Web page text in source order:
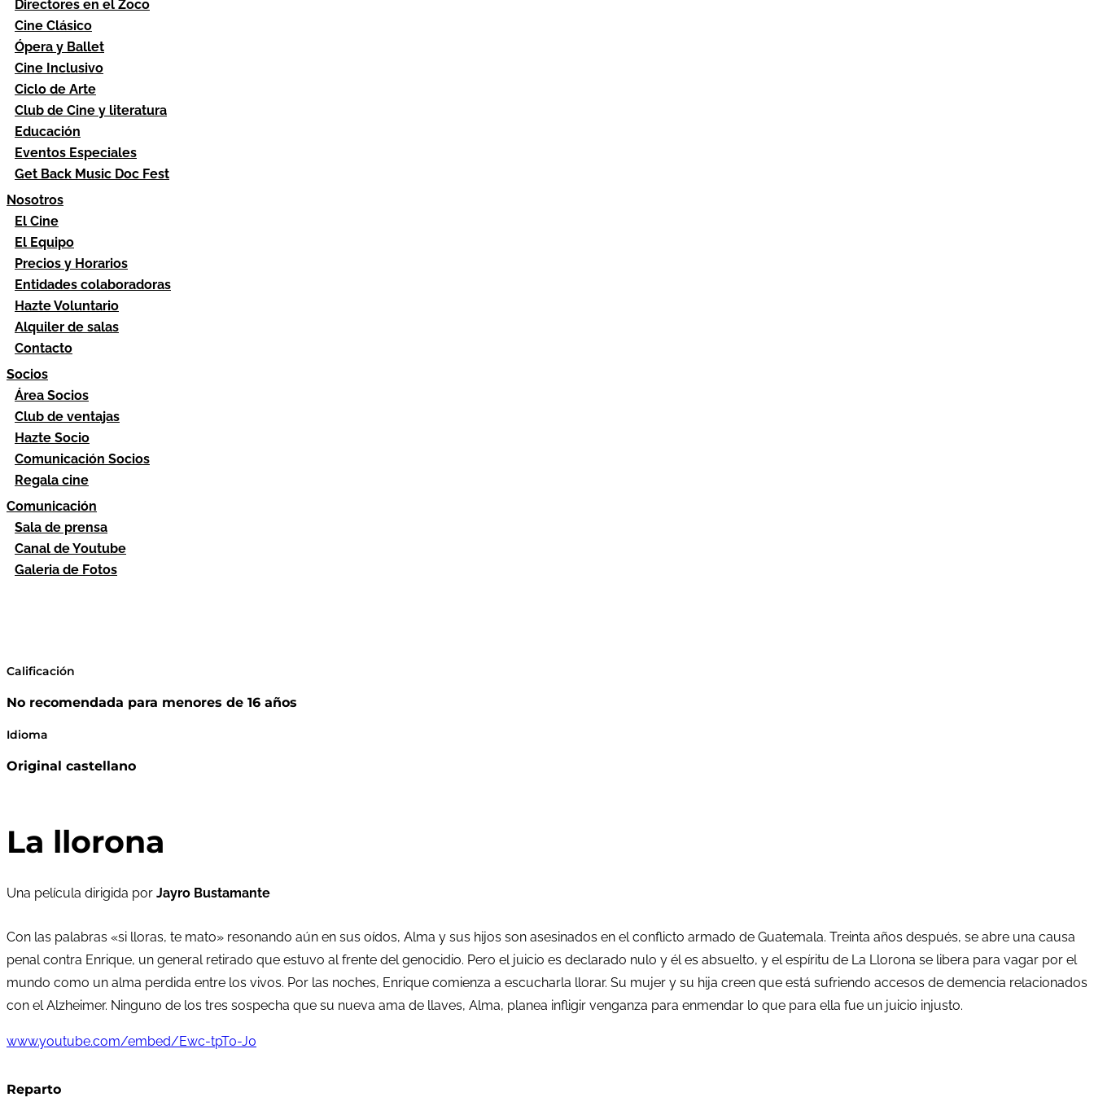
Directores en el Zoco
Cine Clásico
Ópera y Ballet
Cine Inclusivo
Ciclo de Arte
Club de Cine y literatura
Educación
Eventos Especiales
Get Back Music Doc Fest
Nosotros
El Cine
El Equipo
Precios y Horarios
Entidades colaboradoras
Hazte Voluntario
Alquiler de salas
Contacto
Socios
Área Socios
Club de ventajas
Hazte Socio
Comunicación Socios
Regala cine
Comunicación
Sala de prensa
Canal de Youtube
Galeria de Fotos
Calificación
No recomendada para menores de 16 años
Idioma
Original castellano
La llorona
Una película dirigida por Jayro Bustamante
Con las palabras «si lloras, te mato» resonando aún en sus oídos, Alma y sus hijos son asesinados en el conflicto armado de Guatemala. Treinta años después, se abre una causa
penal contra Enrique, un general retirado que estuvo al frente del genocidio. Pero el juicio es declarado nulo y él es absuelto, y el espíritu de La Llorona se libera para vagar por el
mundo como un alma perdida entre los vivos. Por las noches, Enrique comienza a escucharla llorar. Su mujer y su hija creen que está sufriendo accesos de demencia relacionados
con el Alzheimer. Ninguno de los tres sospecha que su nueva ama de llaves, Alma, planea infligir venganza para enmendar lo que para ella fue un juicio injusto.
www.youtube.com/embed/Ewc-tpT0-J0
Reparto